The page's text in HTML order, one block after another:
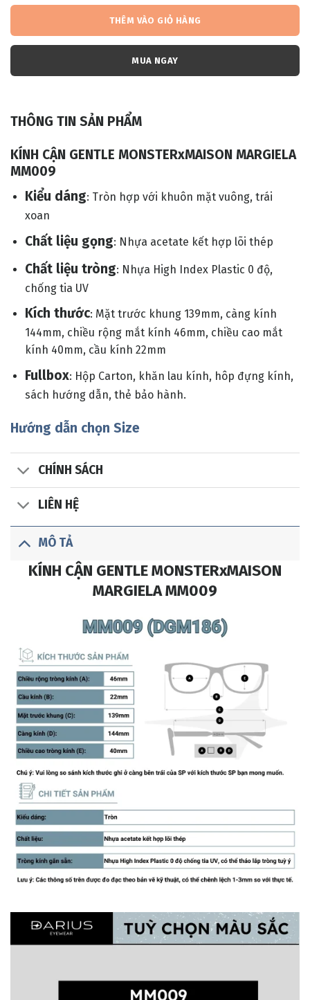
THÊM VÀO GIỎ HÀNG
MUA NGAY
THÔNG TIN SẢN PHẨM
KÍNH CẬN GENTLE MONSTERxMAISON MARGIELA
MM009
Kiểu dáng: Tròn hợp với khuôn mặt vuông, trái
xoan
Chất liệu gọng: Nhựa acetate kết hợp lõi thép
Chất liệu tròng: Nhựa High Index Plastic 0 độ,
chống tia UV
Kích thước: Mặt trước khung 139mm, càng kính
144mm, chiều rộng mắt kính 46mm, chiều cao mắt
kính 40mm, cầu kính 22mm
Fullbox: Hộp Carton, khăn lau kính, hôp đựng kính,
sách hướng dẫn, thẻ bảo hành.
Hướng dẫn chọn Size
CHÍNH SÁCH
LIÊN HỆ
MÔ TẢ
KÍNH CẬN GENTLE MONSTERxMAISON
MARGIELA MM009